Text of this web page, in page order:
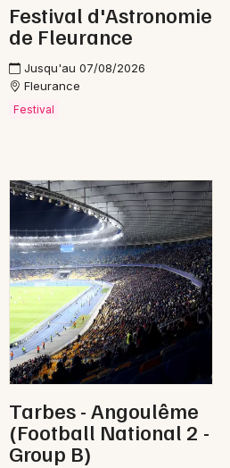
Je m'abonne
Festival d'Astronomie
de Fleurance
Jusqu'au 07/08/2026
Fleurance
Festival
Tarbes - Angoulême
(Football National 2 -
Group B)